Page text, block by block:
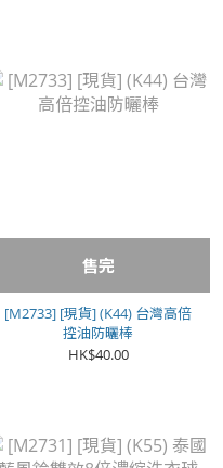
售完
[M2733] [現貨] (K44) 台灣高倍
控油防曬棒
HK$40.00